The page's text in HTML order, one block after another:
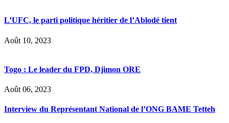
L’UFC, le parti politique héritier de l’Ablodé tient
Août 10, 2023
Togo : Le leader du FPD, Djimon ORE
Août 06, 2023
Interview du Représentant National de l’ONG BAME Tetteh